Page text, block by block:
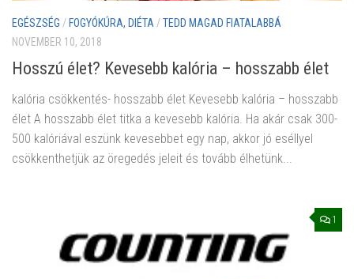
EGÉSZSÉG / FOGYÓKÚRA, DIÉTA/TEDD MAGAD FIATALABBÁ
NOVEMBER 10, 2018
Hosszú élet? Kevesebb kalória – hosszabb élet
kalória csökkentés- hosszabb élet Kevesebb kalória – hosszabb
élet A hosszabb élet titka a kevesebb kalória. Ha akár csak 300-
500 kalóriával eszünk kevesebbet egy nap, akkor jó eséllyel
csökkenthetjük az öregedés jeleit és tovább élhetünk...
1